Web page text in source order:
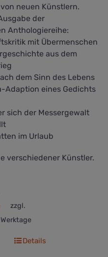
neuen Künstlern.
der
Anthologiereihe:
mit Übermenschen
aus dem
dem Sinn des Lebens
Adaption eines Gedichts
sich der Messergewalt
im Urlaub
verschiedener Künstler.
zzgl.
Details